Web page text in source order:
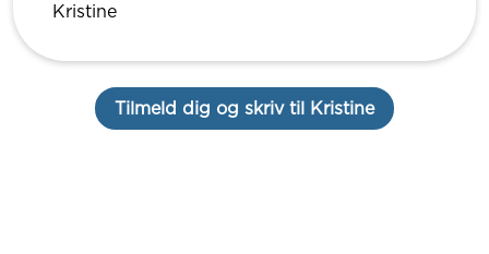
Kristine
Tilmeld dig og skriv til Kristine